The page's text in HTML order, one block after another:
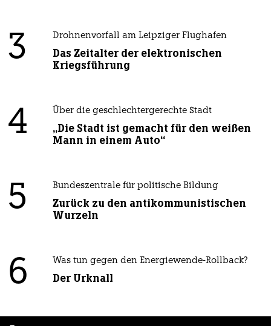
3 Drohnenvorfall am Leipziger Flughafen
Das Zeitalter der elektronischen
Kriegsführung
4 Über die geschlechtergerechte Stadt
„Die Stadt ist gemacht für den weißen
Mann in einem Auto“
5 Bundeszentrale für politische Bildung
Zurück zu den antikommunistischen
Wurzeln
6 Was tun gegen den Energiewende-Rollback?
Der Urknall